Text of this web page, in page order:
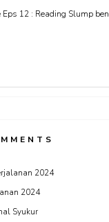
12 : Reading Slump
2024
2024
Syukur